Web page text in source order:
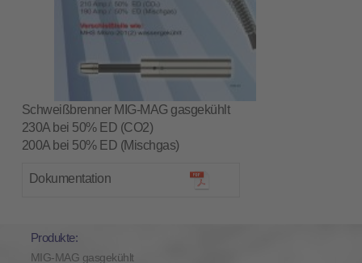
Schweißbrenner MIG-MAG gasgekühlt
230A bei 50% ED (CO2)
200A bei 50% ED (Mischgas)
Dokumentation
Produkte:
MIG-MAG gasgekühlt